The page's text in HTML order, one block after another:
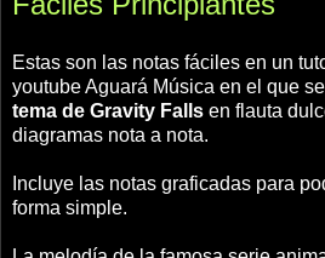
Estas son las notas fáciles en un
youtube Aguará Música en el que
tema de Gravity Falls en flauta
diagramas nota a nota.
Incluye las notas graficadas para
forma simple.